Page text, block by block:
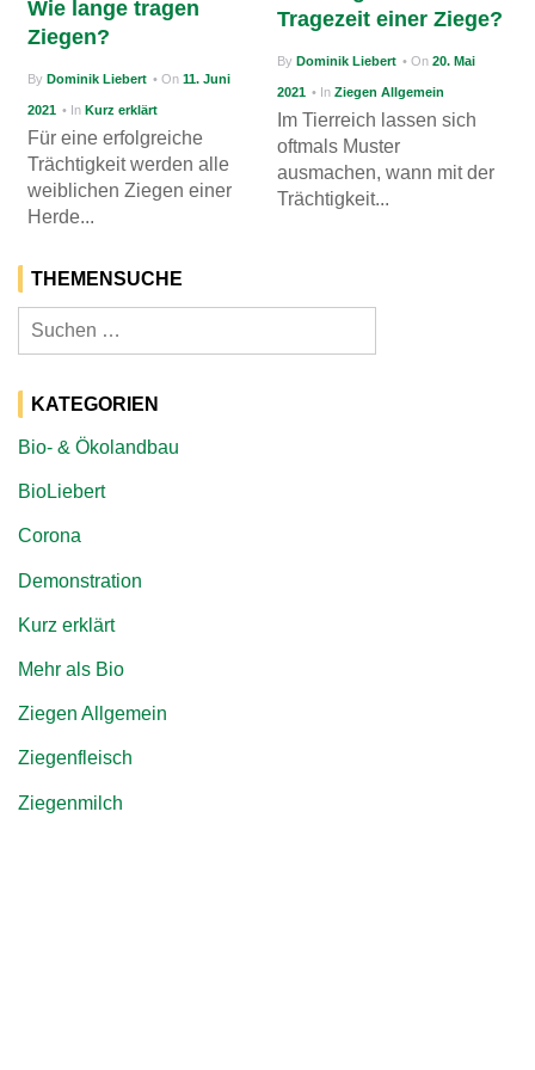
g
Wie lange tragen
Ziegen?
By Dominik Liebert • On11. Juni
2021 • In Kurz erklärt
Für eine erfolgreiche
Trächtigkeit werden alle
weiblichen Ziegen einer
Herde...
Tragezeit einer Ziege?
ByDominik Liebert • On20. Mai
2021 • InZiegen Allgemein
Im Tierreich lassen sich
oftmals Muster
ausmachen, wann mit der
Trächtigkeit...
THEMENSUCHE
Suchen
nach:
KATEGORIEN
Bio- & Ökolandbau
BioLiebert
Corona
Demonstration
Kurz erklärt
Mehr als Bio
Ziegen Allgemein
Ziegenfleisch
Ziegenmilch